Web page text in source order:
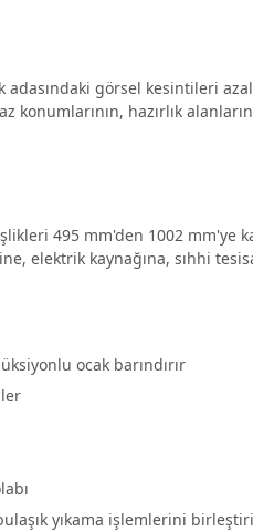
görsel kesintileri
hazırlık
495 mm'den 1002 mm'ye
kaynağına, sıhhi
ocak barındırır
yıkama işlemlerini